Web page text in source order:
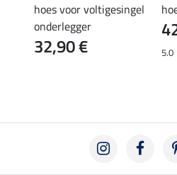
hoes voor voltigesingel
onderlegger
32,90 € 5.0